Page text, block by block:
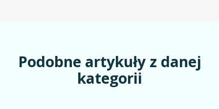
Podobne artykuły z danej
kategorii